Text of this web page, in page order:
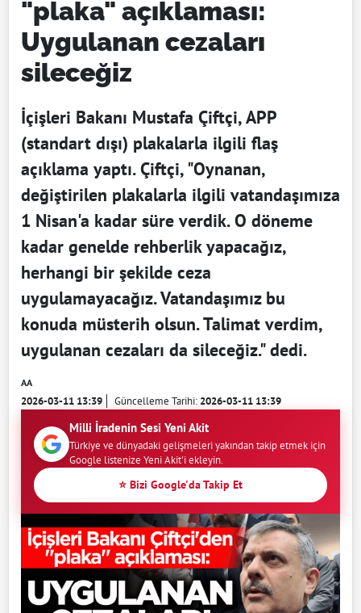
"plaka" açıklaması:
Uygulanan cezaları
sileceğiz
İçişleri Bakanı Mustafa Çiftçi, APP
(standart dışı) plakalarla ilgili flaş
açıklama yaptı. Çiftçi, "Oynanan,
değiştirilen plakalarla ilgili vatandaşımıza
1 Nisan'a kadar süre verdik. O döneme
kadar genelde rehberlik yapacağız,
herhangi bir şekilde ceza
uygulamayacağız. Vatandaşımız bu
konuda müsterih olsun. Talimat verdim,
uygulanan cezaları da sileceğiz." dedi.
AA
2026-03-11 13:39 Güncelleme Tarihi:2026-03-11 13:39
Milli İradenin Sesi Yeni Akit
Türkiye ve dünyadaki gelişmeleri yakından takip etmek için
Google listenize Yeni Akit'i ekleyin.
⭐ Bizi Google'da Takip Et